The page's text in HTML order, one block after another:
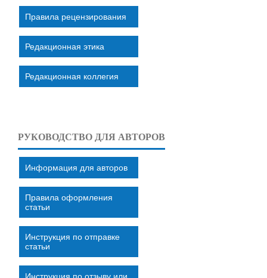
Правила рецензирования
Редакционная этика
Редакционная коллегия
РУКОВОДСТВО ДЛЯ АВТОРОВ
Информация для авторов
Правила оформления
статьи
Инструкция по отправке
статьи
Инструкция по отзыву или